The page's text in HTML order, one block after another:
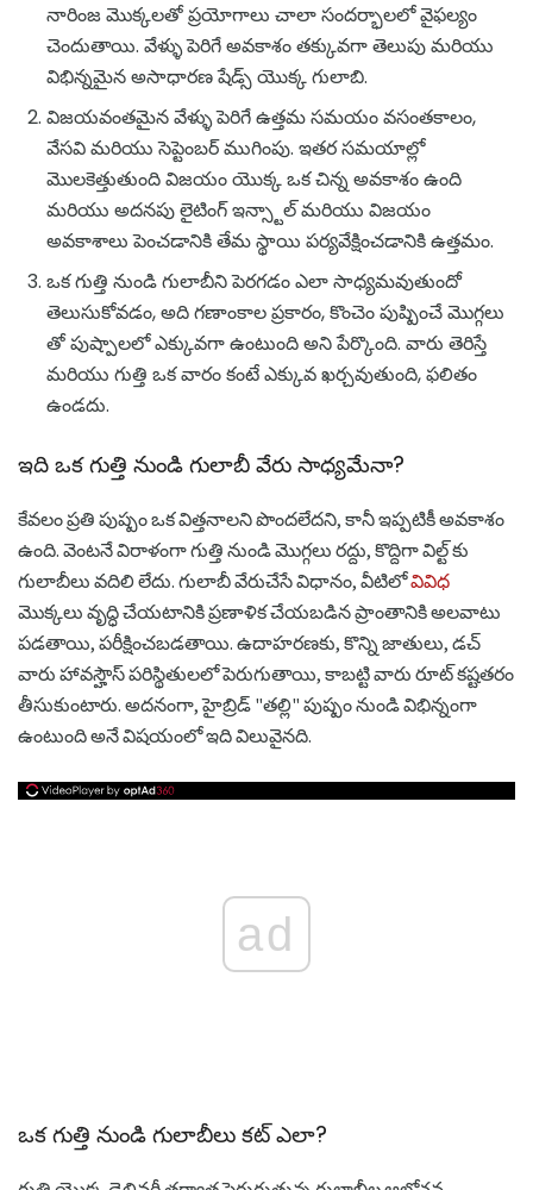
నారింజ మొక్కలతో ప్రయోగాలు చాలా సందర్భాలలో వైఫల్యం
చెందుతాయి. వేళ్ళు పెరిగే అవకాశం తక్కువగా తెలుపు మరియు
విభిన్నమైన అసాధారణ షేడ్స్ యొక్క గులాబి.
విజయవంతమైన వేళ్ళు పెరిగే ఉత్తమ సమయం వసంతకాలం,
వేసవి మరియు సెప్టెంబర్ ముగింపు. ఇతర సమయాల్లో
మొలకెత్తుతుంది విజయం యొక్క ఒక చిన్న అవకాశం ఉంది
మరియు అదనపు లైటింగ్ ఇన్స్టాల్ మరియు విజయం
అవకాశాలు పెంచడానికి తేమ స్థాయి పర్యవేక్షించడానికి ఉత్తమం.
ఒక గుత్తి నుండి గులాబీని పెరగడం ఎలా సాధ్యమవుతుందో
తెలుసుకోవడం, అది గణాంకాల ప్రకారం, కొంచెం పుష్పించే మొగ్గలు
తో పుష్పాలలో ఎక్కువగా ఉంటుంది అని పేర్కొంది. వారు తెరిస్తే
మరియు గుత్తి ఒక వారం కంటే ఎక్కువ ఖర్చవుతుంది, ఫలితం
ఉండదు.
ఇది ఒక గుత్తి నుండి గులాబీ వేరు సాధ్యమేనా?
కేవలం ప్రతి పుష్పం ఒక విత్తనాలని పొందలేదని, కానీ ఇప్పటికీ అవకాశం
ఉంది. వెంటనే విరాళంగా గుత్తి నుండి మొగ్గలు రద్దు, కొద్దిగా విల్ట్ కు
గులాబీలు వదిలి లేదు. గులాబీ వేరుచేసే విధానం, వీటిలోవివిధ
మొక్కలు వృద్ధి చేయటానికి ప్రణాళిక చేయబడిన ప్రాంతానికి అలవాటు
పడతాయి, పరీక్షించబడతాయి. ఉదాహరణకు, కొన్ని జాతులు, డచ్
వారు హావస్హౌస్ పరిస్థితులలో పెరుగుతాయి, కాబట్టి వారు రూట్ కష్టతరం
తీసుకుంటారు. అదనంగా, హైబ్రిడ్ "తల్లి" పుష్పం నుండి విభిన్నంగా
ఉంటుంది అనే విషయంలో ఇది విలువైనది.
ad
ఒక గుత్తి నుండి గులాబీలు కట్ ఎలా?